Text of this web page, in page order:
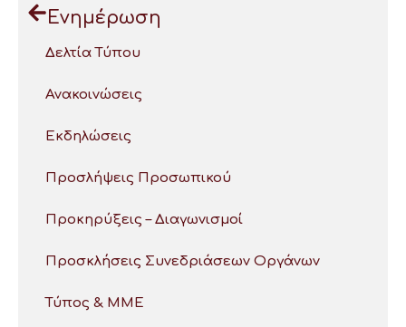
Ενημέρωση
Δελτία Τύπου
Ανακοινώσεις
Εκδηλώσεις
Προσλήψεις Προσωπικού
Προκηρύξεις – Διαγωνισμοί
Προσκλήσεις Συνεδριάσεων Οργάνων
Τύπος & ΜΜΕ